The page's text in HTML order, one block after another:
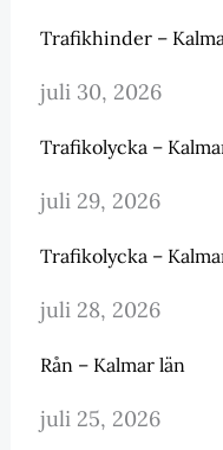
Trafikhinder –
juli 30, 2026
Trafikolycka –
juli 29, 2026
Trafikolycka –
juli 28, 2026
Rån – Kalmar län
juli 25, 2026